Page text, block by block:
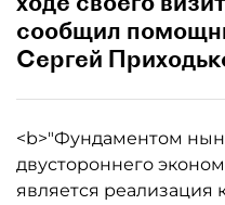
сообщил
Сергей
<b>"Фундаментом
двустороннего
является реализация